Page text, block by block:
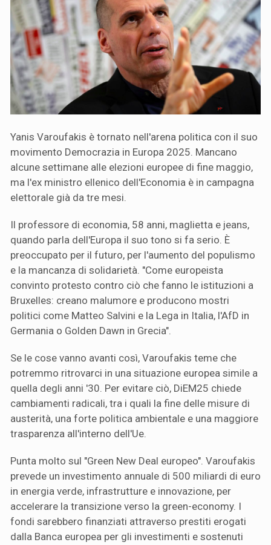
Yanis Varoufakis è tornato nell'arena politica con il suo
movimento Democrazia in Europa 2025. Mancano
alcune settimane alle elezioni europee di fine maggio,
ma l'ex ministro ellenico dell'Economia è in campagna
elettorale già da tre mesi.
Il professore di economia, 58 anni, maglietta e jeans,
quando parla dell'Europa il suo tono si fa serio. È
preoccupato per il futuro, per l'aumento del populismo
e la mancanza di solidarietà. "Come europeista
convinto protesto contro ciò che fanno le istituzioni a
Bruxelles: creano malumore e producono mostri
politici come Matteo Salvini e la Lega in Italia, l'AfD in
Germania o Golden Dawn in Grecia".
Se le cose vanno avanti così, Varoufakis teme che
potremmo ritrovarci in una situazione europea simile a
quella degli anni '30. Per evitare ciò, DiEM25 chiede
cambiamenti radicali, tra i quali la fine delle misure di
austerità, una forte politica ambientale e una maggiore
trasparenza all'interno dell'Ue.
Punta molto sul "Green New Deal europeo". Varoufakis
prevede un investimento annuale di 500 miliardi di euro
in energia verde, infrastrutture e innovazione, per
accelerare la transizione verso la green-economy. I
fondi sarebbero finanziati attraverso prestiti erogati
dalla Banca europea per gli investimenti e sostenuti